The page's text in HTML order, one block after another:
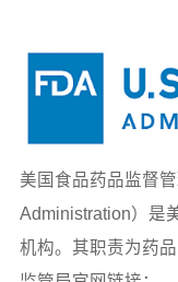
美国食品药品监督
Administration）是
机构。其职责为药